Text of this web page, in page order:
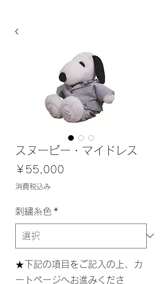
スヌーピー・マイドレス
￥55,000
消費税込み
刺繍糸色 *
★下記の項目をご記入の上、カ
ートページへお進みくださ